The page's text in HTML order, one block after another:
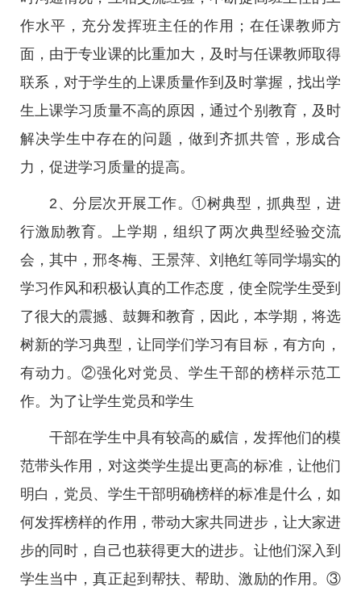
作水平，充分发挥班主任的作用；在任课教师方
面，由于专业课的比重加大，及时与任课教师取得
联系，对于学生的上课质量作到及时掌握，找出学
生上课学习质量不高的原因，通过个别教育，及时
解决学生中存在的问题，做到齐抓共管，形成合
力，促进学习质量的提高。
2、分层次开展工作。①树典型，抓典型，进
行激励教育。上学期，组织了两次典型经验交流
会，其中，邢冬梅、王景萍、刘艳红等同学塌实的
学习作风和积极认真的工作态度，使全院学生受到
了很大的震撼、鼓舞和教育，因此，本学期，将选
树新的学习典型，让同学们学习有目标，有方向，
有动力。②强化对党员、学生干部的榜样示范工
作。为了让学生党员和学生
干部在学生中具有较高的威信，发挥他们的模
范带头作用，对这类学生提出更高的标准，让他们
明白，党员、学生干部明确榜样的标准是什么，如
何发挥榜样的作用，带动大家共同进步，让大家进
步的同时，自己也获得更大的进步。让他们深入到
学生当中，真正起到帮扶、帮助、激励的作用。③